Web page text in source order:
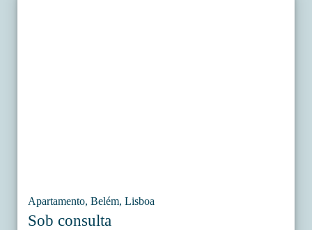
Apartamento, Belém, Lisboa
Sob consulta